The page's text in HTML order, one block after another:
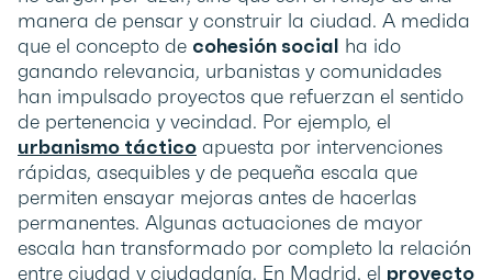
manera de pensar y construir la ciudad. A medida
que el concepto de cohesión social ha ido
ganando relevancia, urbanistas y comunidades
han impulsado proyectos que refuerzan el sentido
de pertenencia y vecindad. Por ejemplo, el
urbanismo táctico apuesta por intervenciones
rápidas, asequibles y de pequeña escala que
permiten ensayar mejoras antes de hacerlas
permanentes. Algunas actuaciones de mayor
escala han transformado por completo la relación
entre ciudad y ciudadanía. En Madrid, el proyecto